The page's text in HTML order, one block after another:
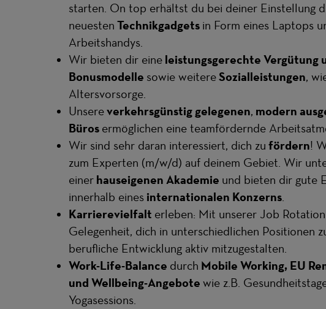
starten. On top erhältst du bei deiner Einstellung
neuesten Technikgadgets in Form eines Laptops
Arbeitshandys.
Wir bieten dir eine leistungsgerechte Vergütung
Bonusmodelle sowie weitereSozialleistungen,
Altersvorsorge.
Unsereverkehrsgünstig gelegenen, modern
Büros ermöglichen eine teamfördernde
Wir sind sehr daran interessiert, dich zu fördern!
zum Experten (m/w/d) auf deinem Gebiet. Wir
einer hauseigenen Akademie und bieten dir gute
innerhalb eines internationalen Konzerns.
Karrierevielfalt erleben: Mit unserer Job
Gelegenheit, dich in unterschiedlichen Positionen
berufliche Entwicklung aktiv mitzugestalten.
Work-Life-Balance durch Mobile Working, EU
und Wellbeing-Angebote wie z.B.
Yogasessions.